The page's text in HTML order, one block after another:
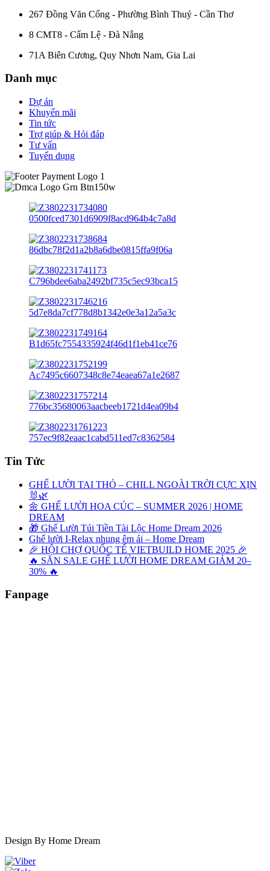
267 Đồng Văn Cống - Phường Bình Thuỷ - Cần Thơ
8 CMT8 - Cẩm Lệ - Đà Nẵng
71A Biên Cương, Quy Nhơn Nam, Gia Lai
Danh mục
Dự án
Khuyến mãi
Tin tức
Trợ giúp & Hỏi đáp
Tư vấn
Tuyển dụng
Tin Tức
GHẾ LƯỜI TAI THỎ – CHILL NGOÀI TRỜI CỰC XỊN
🐰🌿
🌼 GHẾ LƯỜI HOA CÚC – SUMMER 2026 | HOME
DREAM
🎁 Ghế Lười Túi Tiền Tài Lộc Home Dream 2026
Ghế lười I-Relax nhung êm ái – Home Dream
🎉 HỘI CHỢ QUỐC TẾ VIETBUILD HOME 2025 🎉
🔥 SĂN SALE GHẾ LƯỜI HOME DREAM GIẢM 20–
30% 🔥
Fanpage
Design By Home Dream